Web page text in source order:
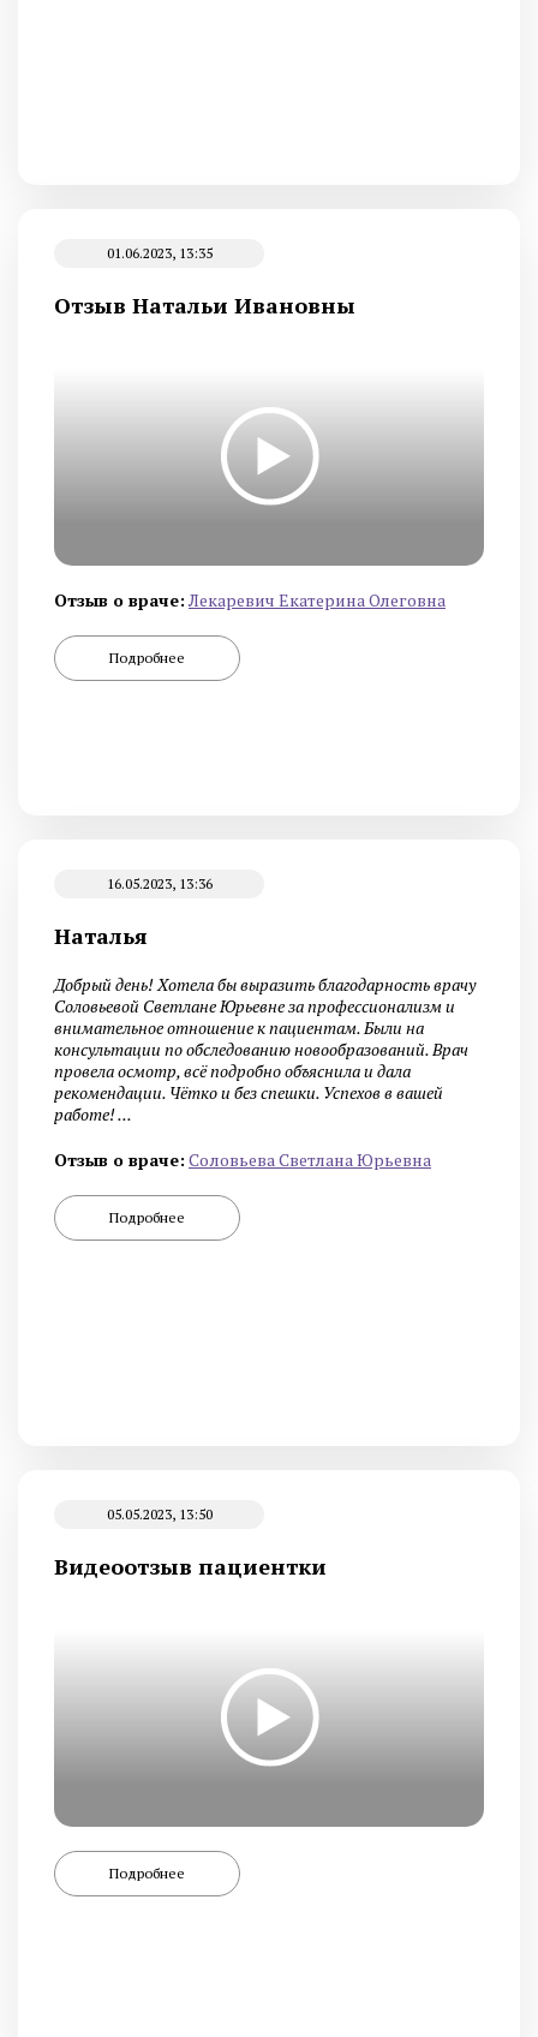
01.06.2023, 13:35
Отзыв Натальи Ивановны
Отзыв о враче: Лекаревич Екатерина Олеговна
Подробнее
16.05.2023, 13:36
Наталья
Добрый день! Хотела бы выразить благодарность врачу
Соловьевой Светлане Юрьевне за профессионализм и
внимательное отношение к пациентам. Были на
консультации по обследованию новообразований. Врач
провела осмотр, всё подробно объяснила и дала
рекомендации. Чётко и без спешки. Успехов в вашей
работе! ...
Отзыв о враче: Cоловьева Cветлана Юрьевна
Подробнее
05.05.2023, 13:50
Видеоотзыв пациентки
Подробнее